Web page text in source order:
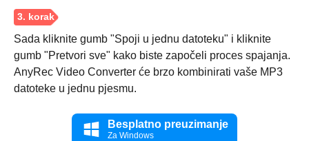
Korak 2.
Sada kliknite gumb "Spoji u jednu datoteku" i kliknite
gumb "Pretvori sve" kako biste započeli proces spajanja.
AnyRec Video Converter će brzo kombinirati vaše MP3
datoteke u jednu pjesmu.
Besplatno preuzimanje
Za Windows